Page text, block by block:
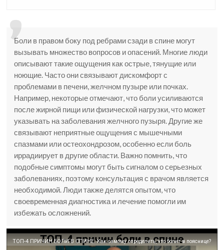
Боли в правом боку под ребрами сзади в спине могут
вызывать множество вопросов и опасений. Многие люди
описывают такие ощущения как острые, тянущие или
ноющие. Часто они связывают дискомфорт с
проблемами в печени, желчном пузыре или почках.
Например, некоторые отмечают, что боли усиливаются
после жирной пищи или физической нагрузки, что может
указывать на заболевания желчного пузыря. Другие же
связывают неприятные ощущения с мышечными
спазмами или остеохондрозом, особенно если боль
иррадиирует в другие области. Важно помнить, что
подобные симптомы могут быть сигналом о серьезных
заболеваниях, поэтому консультация с врачом является
необходимой. Люди также делятся опытом, что
своевременная диагностика и лечение помогли им
избежать осложнений.
ТОП-4 ПРИЧИН БОЛИ В СПИНЕ. Как самому определить, что болит в пояснице?